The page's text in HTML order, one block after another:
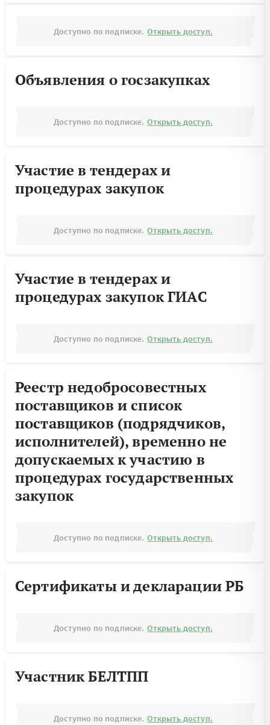
Доступно по подписке. Открыть доступ.
Объявления о госзакупках
Доступно по подписке. Открыть доступ.
Участие в тендерах и
процедурах закупок
Доступно по подписке. Открыть доступ.
Участие в тендерах и
процедурах закупок ГИАС
Доступно по подписке. Открыть доступ.
Реестр недобросовестных
поставщиков и список
поставщиков (подрядчиков,
исполнителей), временно не
допускаемых к участию в
процедурах государственных
закупок
Доступно по подписке. Открыть доступ.
Сертификаты и декларации РБ
Доступно по подписке. Открыть доступ.
Участник БЕЛТПП
Доступно по подписке. Открыть доступ.